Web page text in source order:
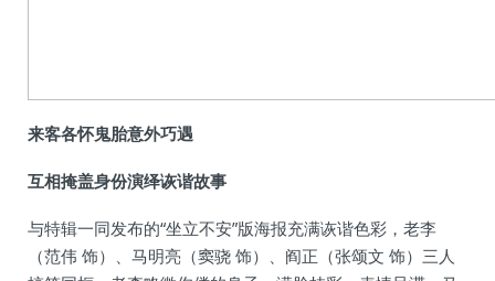
来客各怀鬼胎意外巧遇
互相掩盖身份演绎诙谐故事
与特辑一同发布的“坐立不安”版海报充满诙谐色彩，老李
（范伟 饰）、马明亮（窦骁 饰）、阎正（张颂文 饰）三人